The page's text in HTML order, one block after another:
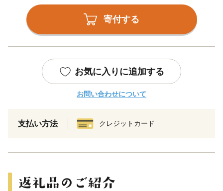
寄付する
お気に入りに追加する
お問い合わせについて
支払い方法 クレジットカード